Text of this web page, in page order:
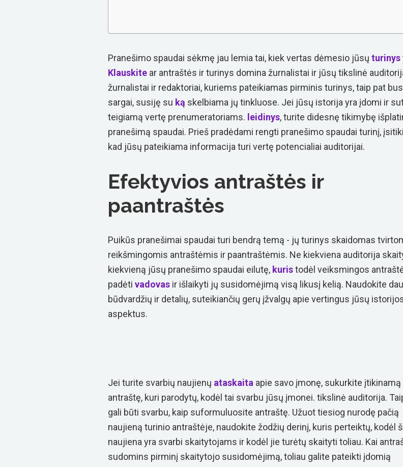
Pranešimo spaudai sėkmę jau lemia tai, kiek vertas dėmesio jūsų turinys
Klauskite ar antraštės ir turinys domina žurnalistai ir jūsų tikslinė
žurnalistai ir redaktoriai, kuriems pateikiamas pirminis turinys, taip pat
sargai, susiję su ką skelbiama jų tinkluose. Jei jūsų istorija yra įdomi ir
teigiamą vertę prenumeratoriams. leidinys, turite didesnę tikimybę
pranešimą spaudai. Prieš pradėdami rengti pranešimo spaudai turinį,
kad jūsų pateikiama informacija turi vertę potencialiai auditorijai.
Efektyvios antraštės ir
paantraštės
Puikūs pranešimai spaudai turi bendrą temą - jų turinys skaidomas
reikšmingomis antraštėmis ir paantraštėmis. Ne kiekviena auditorija
kiekvieną jūsų pranešimo spaudai eilutę, kuristodėl veiksmingos
padėti vadovas ir išlaikyti jų susidomėjimą visą likusį kelią. Naudokite
būdvardžių ir detalių, suteikiančių gerų įžvalgų apie vertingus jūsų
aspektus.
Jei turite svarbių naujienų ataskaita apie savo įmonę, sukurkite įtikinamą
antraštę, kuri parodytų, kodėl tai svarbu jūsų įmonei. tikslinė auditorija.
gali būti svarbu, kaip suformuluosite antraštę. Užuot tiesiog nurodę pačią
naujieną turinio antraštėje, naudokite žodžių derinį, kuris perteiktų, kodėl
naujiena yra svarbi skaitytojams ir kodėl jie turėtų skaityti toliau. Kai
sudomins pirminį skaitytojo susidomėjimą, toliau galite pateikti įdomią